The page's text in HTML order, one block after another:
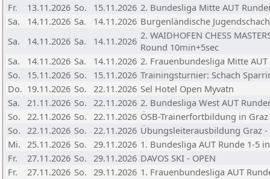
Fr.
13.11.2026 So. 15.11.2026 2. Bundesliga Mitte AUT
Sa.
14.11.2026 Sa. 14.11.2026 Burgenländische
Sa.
14.11.2026 Sa. 14.11.2026 2. WAIDHOFEN CHESS
Round 10min+5sec
Sa.
14.11.2026 Sa. 14.11.2026 2. Frauenbundesliga Mitte
So.
15.11.2026 So. 15.11.2026 Trainingsturnier: Schach
Do. 19.11.2026 So. 22.11.2026 Sel Hotel Open Myvatn
Sa.
21.11.2026 So. 22.11.2026 2. Bundesliga West AUT
So. 22.11.2026 So. 22.11.2026 ÖSB-Trainerfortbildung in
So. 22.11.2026 So. 22.11.2026 Übungsleiterausbildung Graz -
Mi. 25.11.2026 So. 29.11.2026 1. Bundesliga AUT Runde 1-5
Fr.
27.11.2026 So. 29.11.2026 DAVOS SKI - OPEN
Fr.
27.11.2026 So. 29.11.2026 1. Frauenbundesliga AUT